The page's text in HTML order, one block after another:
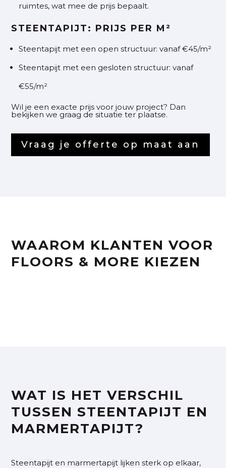
ruimtes, wat mee de prijs bepaalt.
STEENTAPIJT: PRIJS PER M²
Steentapijt met een open structuur: vanaf €45/m²
Steentapijt met een gesloten structuur: vanaf
€55/m²
Wil je een exacte prijs voor jouw project? Dan
bekijken we graag de situatie ter plaatse.
Vraag je offerte op maat aan
WAAROM KLANTEN VOOR
FLOORS & MORE KIEZEN
WAT IS HET VERSCHIL
TUSSEN STEENTAPIJT EN
MARMERTAPIJT?
Steentapijt en marmertapijt lijken sterk op elkaar,